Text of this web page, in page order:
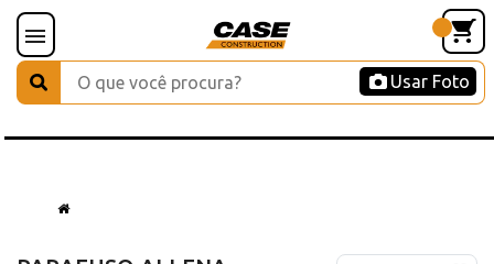
Usar Foto